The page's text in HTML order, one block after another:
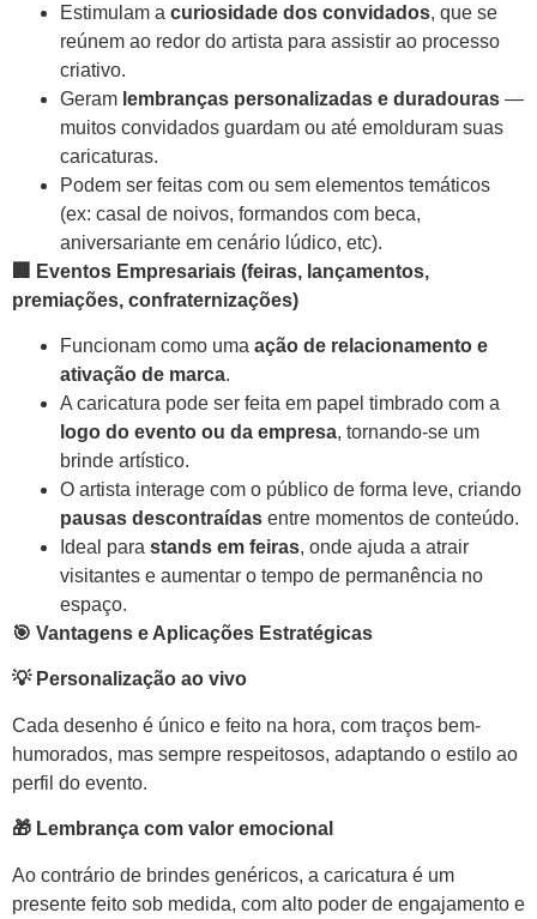
Estimulam a curiosidade dos convidados, que se
reúnem ao redor do artista para assistir ao processo
criativo.
Geram lembranças personalizadas e duradouras —
muitos convidados guardam ou até emolduram suas
caricaturas.
Podem ser feitas com ou sem elementos temáticos
(ex: casal de noivos, formandos com beca,
aniversariante em cenário lúdico, etc).
🏢
Eventos Empresariais (feiras, lançamentos,
premiações, confraternizações)
Funcionam como uma ação de relacionamento e
ativação de marca.
A caricatura pode ser feita em papel timbrado com a
logo do evento ou da empresa, tornando-se um
brinde artístico.
O artista interage com o público de forma leve, criando
pausas descontraídas entre momentos de conteúdo.
Ideal para stands em feiras, onde ajuda a atrair
visitantes e aumentar o tempo de permanência no
espaço.
🎯 Vantagens e Aplicações Estratégicas
💡Personalização ao vivo
Cada desenho é único e feito na hora, com traços bem-
humorados, mas sempre respeitosos, adaptando o estilo ao
perfil do evento.
🎁 Lembrança com valor emocional
Ao contrário de brindes genéricos, a caricatura é um
presente feito sob medida, com alto poder de engajamento e